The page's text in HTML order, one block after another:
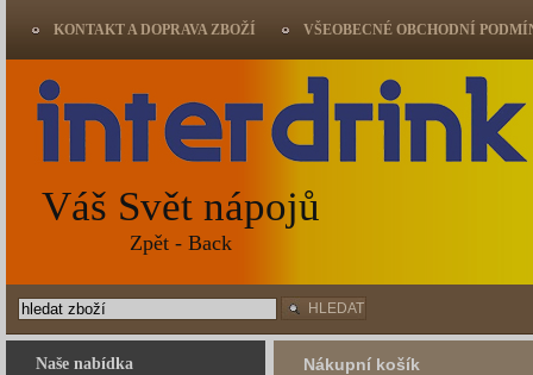
Naše nabídka Nákupní košík
KONTAKT A DOPRAVA ZBOŽÍ VŠEOBECNÉ OBCHODNÍ
Váš Svět nápojů
Zpět - Back
HLEDAT